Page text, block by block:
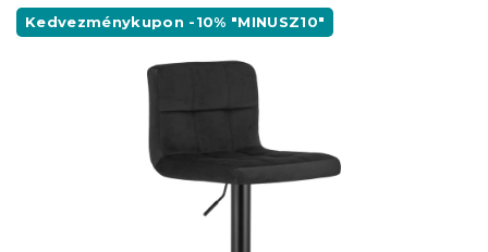
Kedvezménykupon -10% "MINUSZ10"